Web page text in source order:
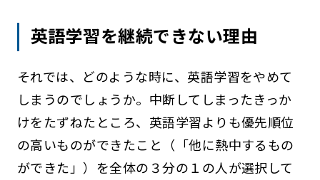
英語学習を継続できない理由
それでは、どのような時に、英語学習をやめて
しまうのでしょうか。中断してしまったきっか
けをたずねたところ、英語学習よりも優先順位
の高いものができたこと（「他に熱中するもの
ができた」）を全体の３分の１の人が選択して